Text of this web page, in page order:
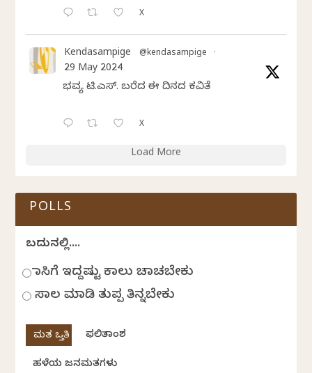
X
Kendasampige @kendasampige ·
29 May 2024
ಭವ್ಯ ಟಿ.ಎಸ್. ಬರೆದ ಈ ದಿನದ ಕವಿತೆ
X
Load More
POLLS
ಬದುಕಿನಲ್ಲಿ....
ಹಾಸಿಗೆ ಇದ್ದಷ್ಟು ಕಾಲು ಚಾಚಬೇಕು
ಸಾಲ ಮಾಡಿ ತುಪ್ಪ ತಿನ್ನಬೇಕು
ಫಲಿತಾಂಶ
ಹಳೆಯ ಜನಮತಗಳು